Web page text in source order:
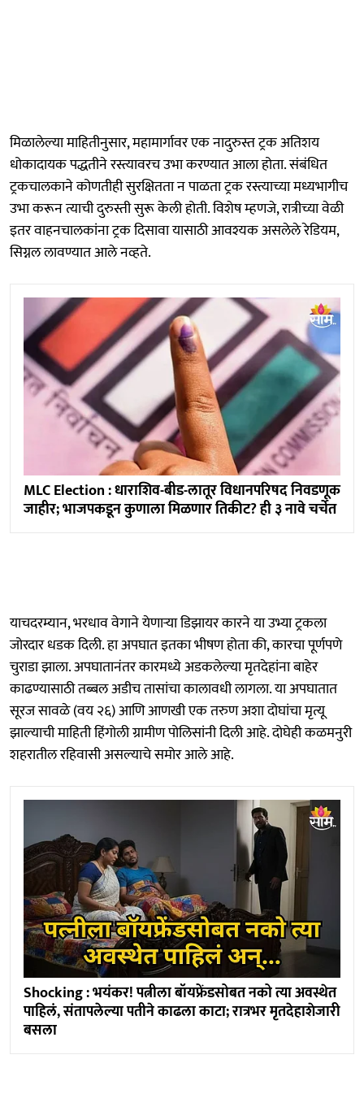
मिळालेल्या माहितीनुसार, महामार्गावर एक नादुरुस्त ट्रक अतिशय
धोकादायक पद्धतीने रस्त्यावरच उभा करण्यात आला होता. संबंधित
ट्रकचालकाने कोणतीही सुरक्षितता न पाळता ट्रक रस्त्याच्या मध्यभागीच
उभा करून त्याची दुरुस्ती सुरू केली होती. विशेष म्हणजे, रात्रीच्या वेळी
इतर वाहनचालकांना ट्रक दिसावा यासाठी आवश्यक असलेले रेडियम,
सिग्नल लावण्यात आले नव्हते.
MLC Election : धाराशिव-बीड-लातूर विधानपरिषद निवडणूक
जाहीर; भाजपकडून कुणाला मिळणार तिकीट? ही ३ नावे चर्चेत
याचदरम्यान, भरधाव वेगाने येणाऱ्या डिझायर कारने या उभ्या ट्रकला
जोरदार धडक दिली. हा अपघात इतका भीषण होता की, कारचा पूर्णपणे
चुराडा झाला. अपघातानंतर कारमध्ये अडकलेल्या मृतदेहांना बाहेर
काढण्यासाठी तब्बल अडीच तासांचा कालावधी लागला. या अपघातात
सूरज सावळे (वय २६) आणि आणखी एक तरुण अशा दोघांचा मृत्यू
झाल्याची माहिती हिंगोली ग्रामीण पोलिसांनी दिली आहे. दोघेही कळमनुरी
शहरातील रहिवासी असल्याचे समोर आले आहे.
Shocking : भयंकर! पत्नीला बॉयफ्रेंडसोबत नको त्या अवस्थेत
पाहिलं, संतापलेल्या पतीने काढला काटा; रात्रभर मृतदेहाशेजारी
बसला